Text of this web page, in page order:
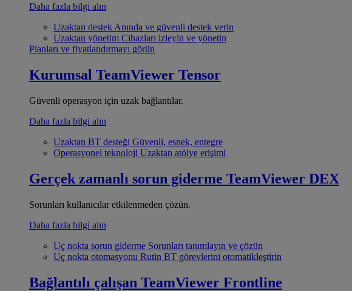
Daha fazla bilgi alın
Uzaktan destek Anında ve güvenli destek verin
Uzaktan yönetim Cihazları izleyin ve yönetin
Planları ve fiyatlandırmayı görün
Kurumsal TeamViewer Tensor
Güvenli operasyon için uzak bağlantılar.
Daha fazla bilgi alın
Uzaktan BT desteği Güvenli, esnek, entegre
Operasyonel teknoloji Uzaktan atölye erişimi
Gerçek zamanlı sorun giderme TeamViewer DEX
Sorunları kullanıcılar etkilenmeden çözün.
Daha fazla bilgi alın
Uç nokta sorun giderme Sorunları tanımlayın ve çözün
Uç nokta otomasyonu Rutin BT görevlerini otomatikleştirin
Bağlantılı çalışan TeamViewer Frontline